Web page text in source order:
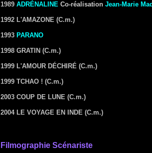
1989 ADRÉNALINE Co-réalisation Jean-Marie
1992 L'AMAZONE (C.m.)
1993 PARANO
1998 GRATIN (C.m.)
1999 L'AMOUR DÉCHIRÉ (C.m.)
1999 TCHAO ! (C.m.)
2003 COUP DE LUNE (C.m.)
2004 LE VOYAGE EN INDE (C.m.)
Filmographie Scénariste